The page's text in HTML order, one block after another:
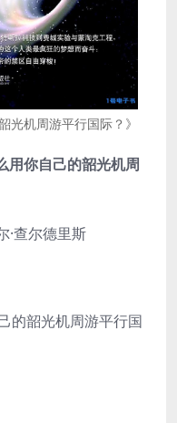
光机周游平行国际？》
用你自己的韶光机周
·查尔德里斯
的韶光机周游平行国